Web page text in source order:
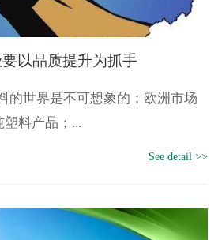
以品质提升为抓手
的世界是不可想象的；欧洲市场
塑料产品；...
See detail >>